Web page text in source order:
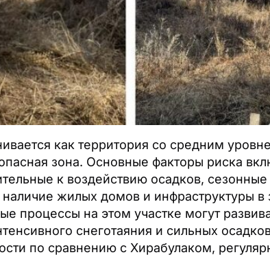
как территория со средним
зона. Основные факторы риска
к воздействию осадков,
жилых домов и инфраструктуры в
процессы на этом участке могут
снеготаяния и сильных
по сравнению с Хирабулаком,